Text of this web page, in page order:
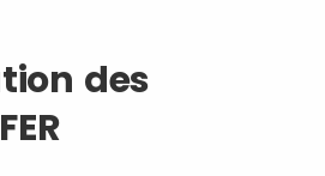
des